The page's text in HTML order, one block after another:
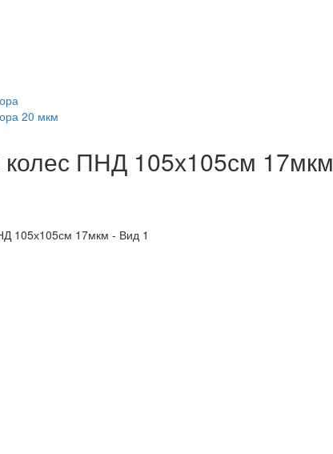
20 мкм
колес ПНД 105х105см 17мкм